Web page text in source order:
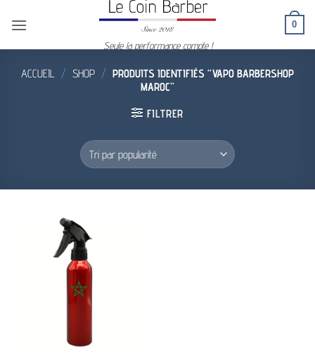
Seule la performance compte !
0
ACCUEIL / SHOP / PRODUITS IDENTIFIÉS “VAPO BARBERSHOP
MAROC”
FILTRER